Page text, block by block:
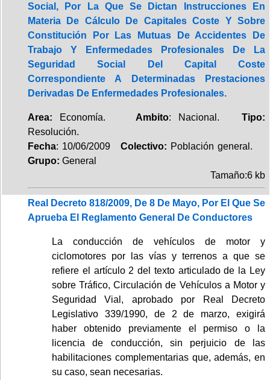
Social, Por La Que Se Dictan Instrucciones En
Materia De Cálculo De Capitales Coste Y Sobre
Constitución Por Las Mutuas De Accidentes De
Trabajo Y Enfermedades Profesionales De La
Seguridad Social Del Capital Coste
Correspondiente A Determinadas Prestaciones
Derivadas De Enfermedades Profesionales.
Area: Economía. Ambito: Nacional.Tipo:
Resolución.
Fecha: 10/06/2009Colectivo: Población general.
Grupo: General
Tamaño:6 kb
Real Decreto 818/2009, De 8 De Mayo, Por El Que Se
Aprueba El Reglamento General De Conductores
La conducción de vehículos de motor y
ciclomotores por las vías y terrenos a que se
refiere el artículo 2 del texto articulado de la Ley
sobre Tráfico, Circulación de Vehículos a Motor y
Seguridad Vial, aprobado por Real Decreto
Legislativo 339/1990, de 2 de marzo, exigirá
haber obtenido previamente el permiso o la
licencia de conducción, sin perjuicio de las
habilitaciones complementarias que, además, en
su caso, sean necesarias.